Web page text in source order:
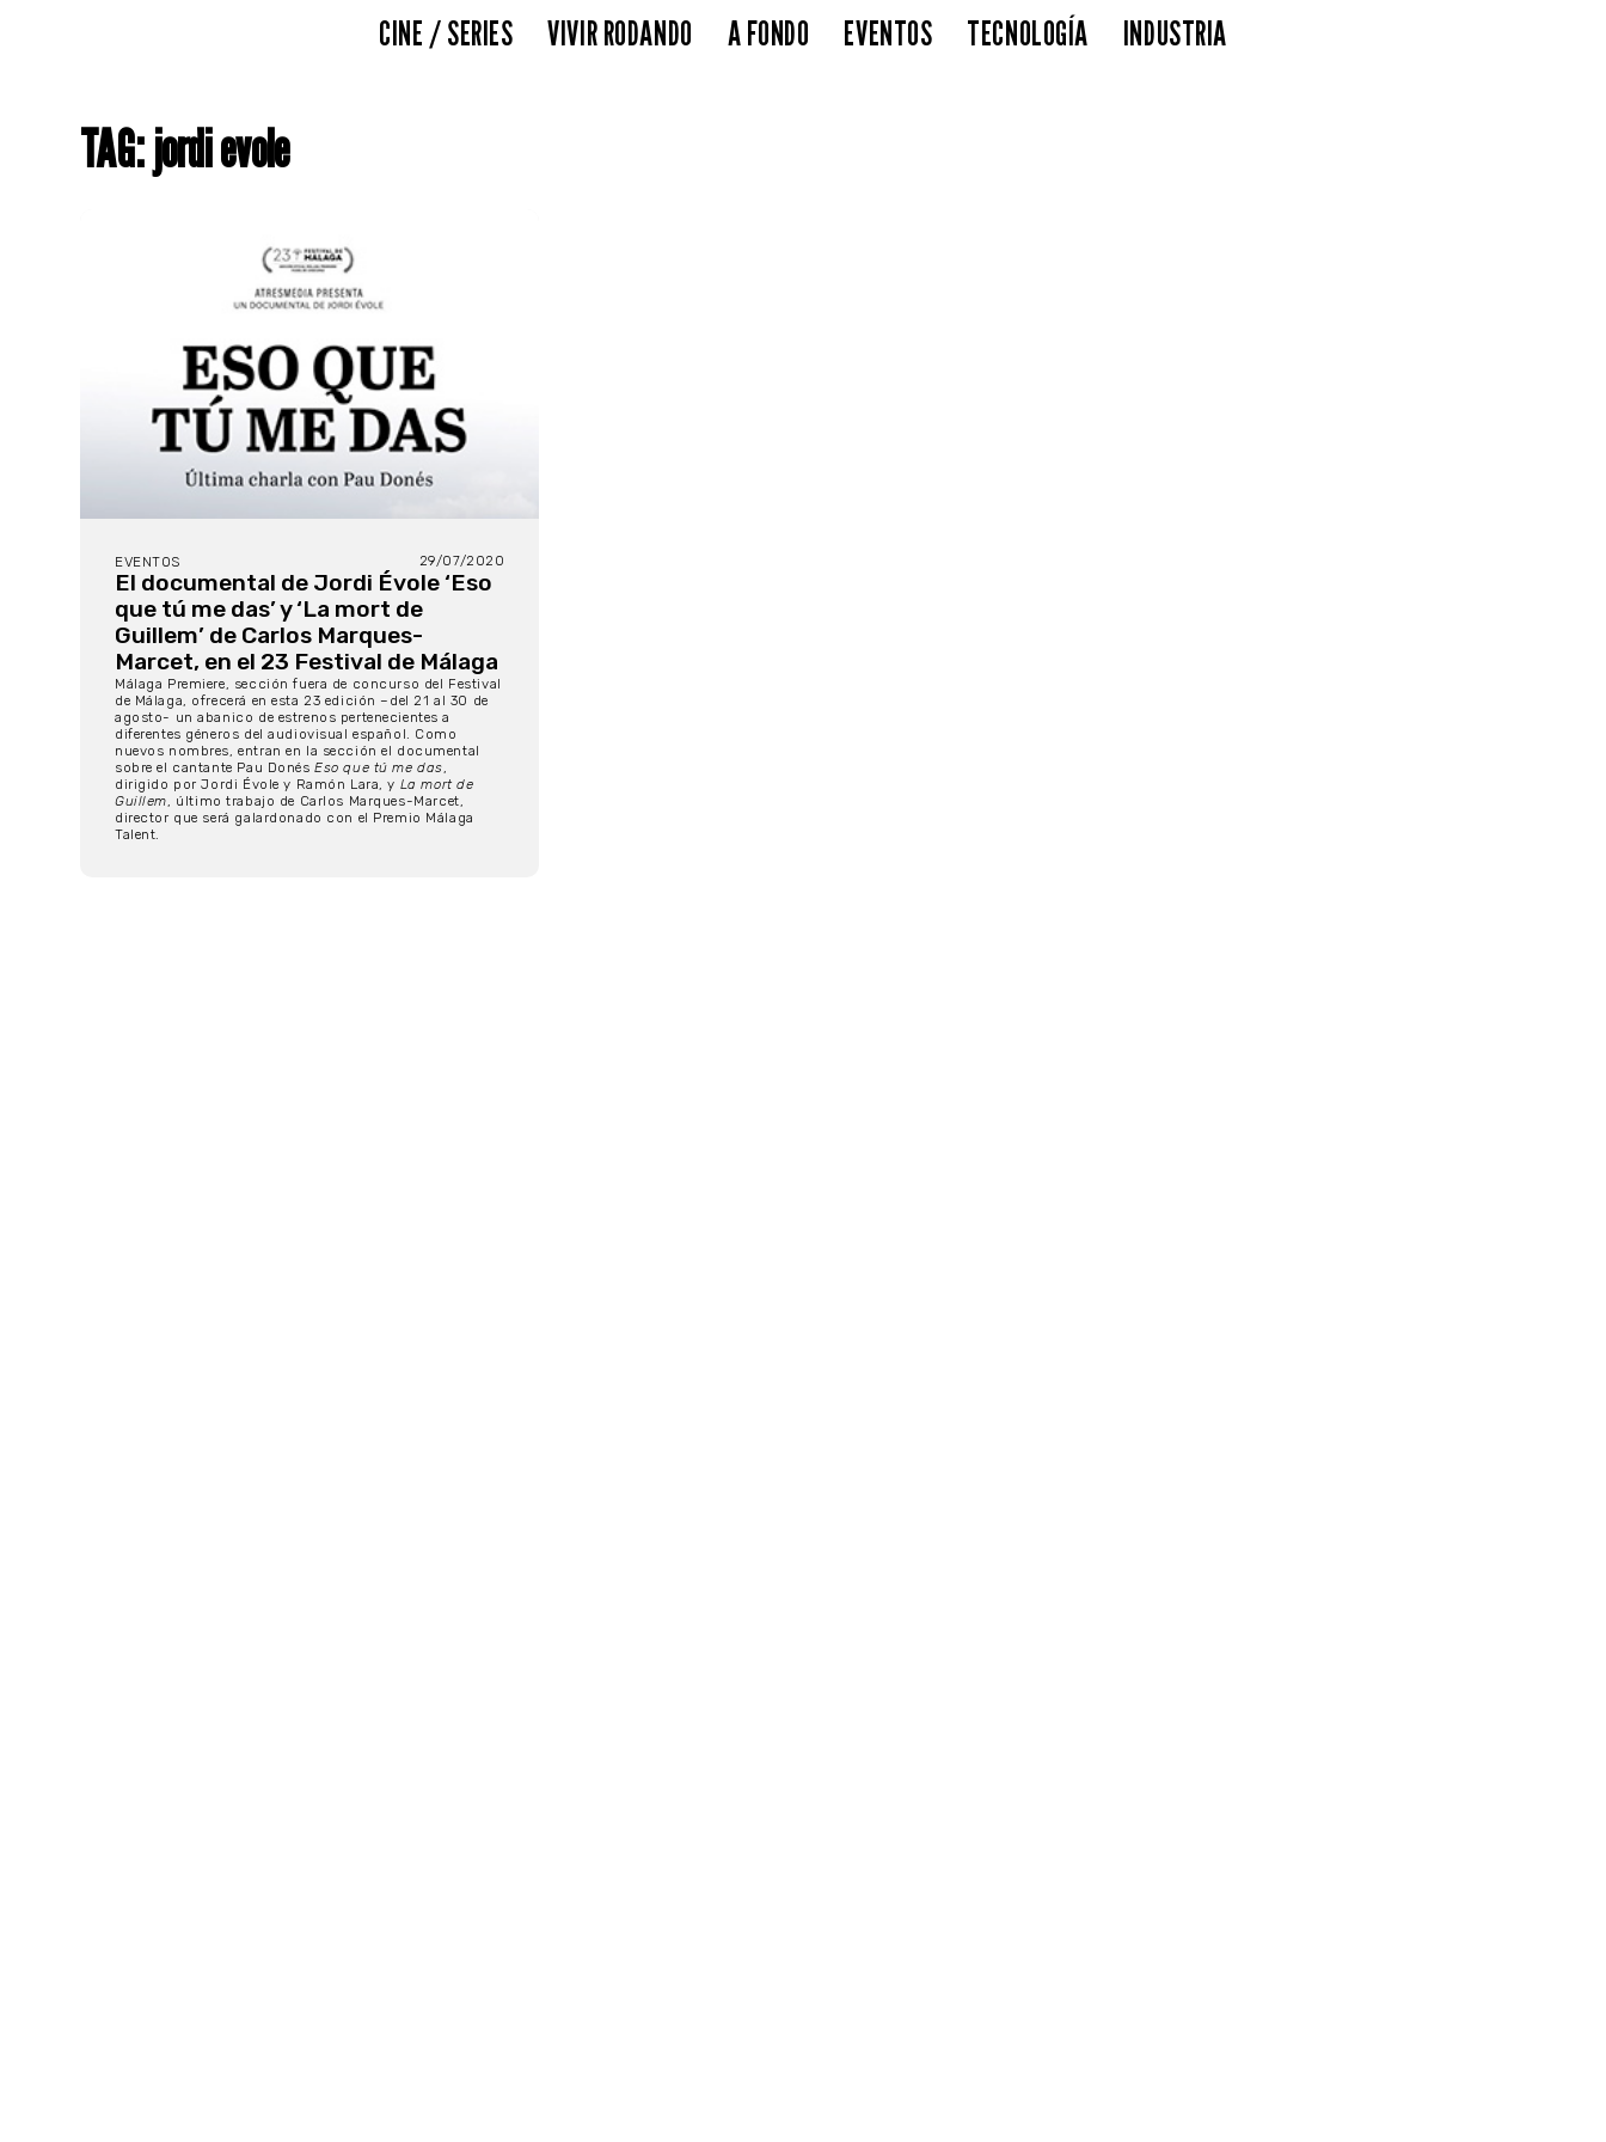
CINE / SERIES VIVIR RODANDO A FONDO EVENTOS TECNOLOGÍA INDUSTRIA
TAG: jordi evole
EVENTOS 29/07/2020
El documental de Jordi Évole ‘Eso
que tú me das’ y ‘La mort de
Guillem’ de Carlos Marques-
Marcet, en el 23 Festival de Málaga
Málaga Premiere, sección fuera de concurso del Festival
de Málaga, ofrecerá en esta 23 edición –del 21 al 30 de
agosto- un abanico de estrenos pertenecientes a
diferentes géneros del audiovisual español. Como
nuevos nombres, entran en la sección el documental
sobre el cantante Pau DonésEso que tú me das,
dirigido por Jordi Évole y Ramón Lara, y La mort de
Guillem, último trabajo de Carlos Marques-Marcet,
director que será galardonado con el Premio Málaga
Talent.